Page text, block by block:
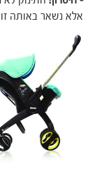
אלא נשאר באותה